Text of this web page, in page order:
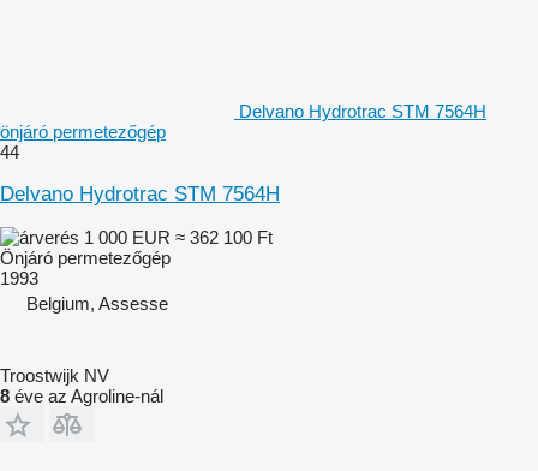
Delvano Hydrotrac STM 7564H
önjáró permetezőgép
44
Delvano Hydrotrac STM 7564H
1 000 EUR ≈ 362 100 Ft
Önjáró permetezőgép
1993
Belgium, Assesse
Troostwijk NV
8 éve az Agroline-nál